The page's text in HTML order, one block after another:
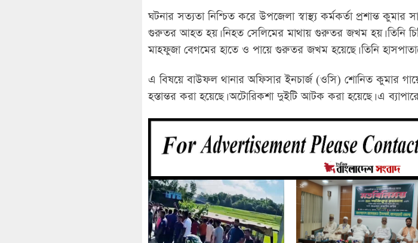
ঘটনার সত্যতা নিশ্চিত করে উপজেলা স্বাস্থ্য কর্মকর্তা প্রশান্ত
গুরুতর আহত হয়। নিহত সেলিমের মাথায় গুরুতর জখম হয়। তিনি
মাহফুজা বেগমের হাতে ও পায়ে গুরুতর জখম হয়েছে। তিনি
এ বিষয়ে বাউফল থানার অফিসার ইনচার্জ (ওসি) শোনিত কুমার
হস্তান্তর করা হয়েছে। অটোরিকশা দুইটি আটক করা হয়েছে। এ ব্যাপারে